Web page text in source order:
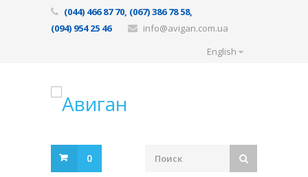
(044) 466 87 70, (067) 386 78 58,
(094) 954 25 46
info@avigan.com.ua
English
0